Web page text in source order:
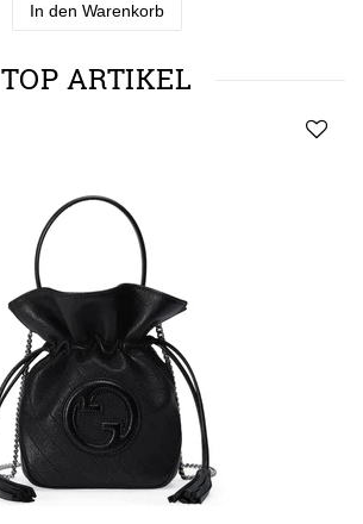
In den Warenkorb
TOP ARTIKEL